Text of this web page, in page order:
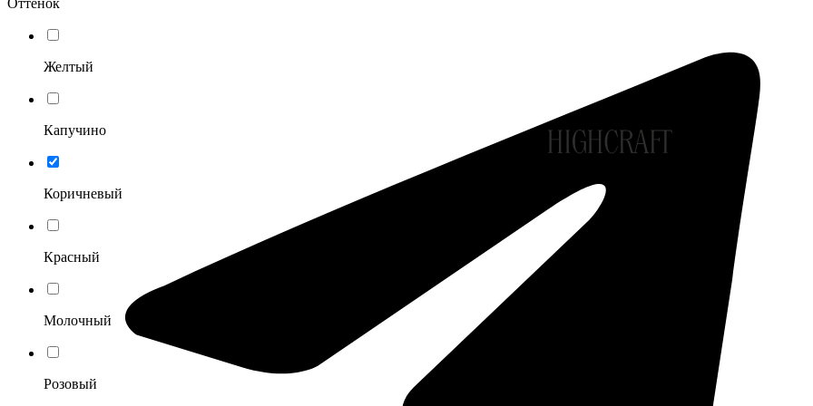
Желтый
Капучино
Коричневый
Красный
Молочный
Розовый